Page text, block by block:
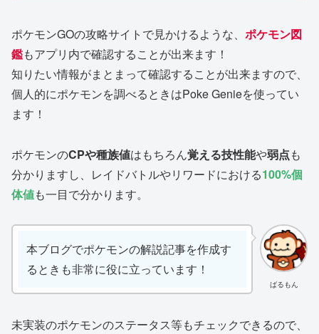
ポケモンGOの攻略サイトで見かけるような、 ポケモン図
鑑もアプリ内で確認することが出来ます！
知りたい情報がまとまって確認することが出来ますので、
個人的にポケモンを調べるときはPoke Genieを使ってい
ます！
ポケモンのCPや種族値はもちろん覚える技性能や弱点も
分かりますし、レイドバトルやリワードにおける100%個
体値も一目で分かります。
ばるもん
本ブログでポケモンの解説記事を作成す
るときも非常に役に立っています！
未実装のポケモンのステータス等もチェックできるので、